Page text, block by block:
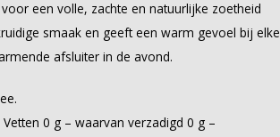
een volle, zachte en natuurlijke zoetheid
smaak en geeft een warm gevoel bij elke
afsluiter in de avond.
Vetten 0 g – waarvan verzadigd 0 g –